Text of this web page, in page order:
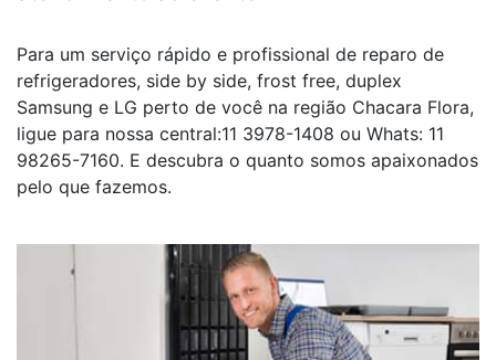
Para um serviço rápido e profissional de reparo de
refrigeradores, side by side, frost free, duplex
Samsung e LG perto de você na região Chacara Flora,
ligue para nossa central:11 3978-1408 ou Whats: 11
98265-7160. E descubra o quanto somos apaixonados
pelo que fazemos.